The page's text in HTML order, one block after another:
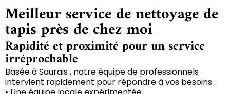
Meilleur service de nettoyage de
tapis près de chez moi
Rapidité et proximité pour un service
irréprochable
Basée à Saurais , notre équipe de professionnels
intervient rapidement pour répondre à vos besoins :